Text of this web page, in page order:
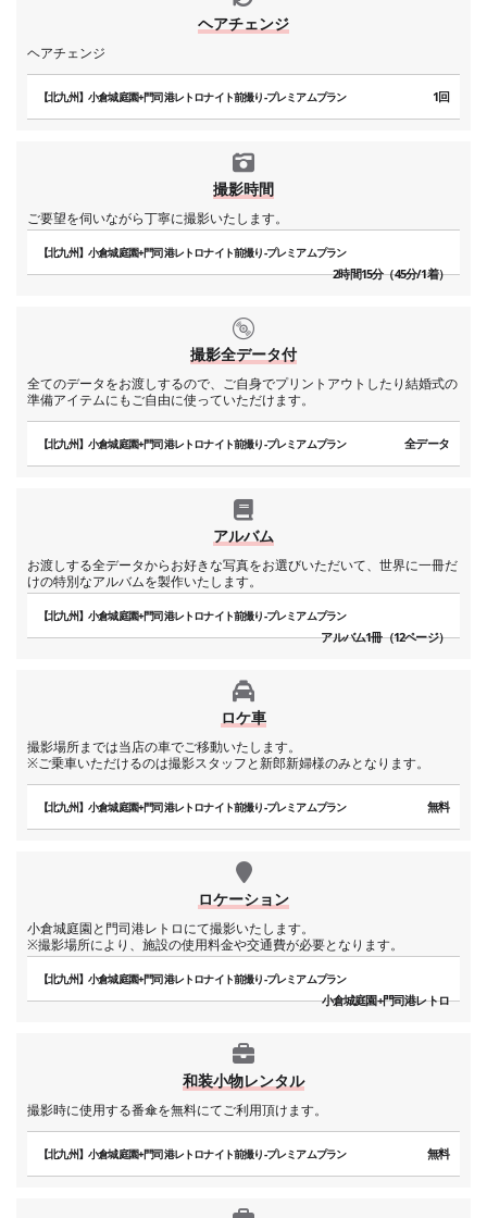
ヘアチェンジ
ヘアチェンジ
【北九州】小倉城庭園+門司港レトロナイト前撮り-プレミアムプラン 1回
撮影時間
ご要望を伺いながら丁寧に撮影いたします。
【北九州】小倉城庭園+門司港レトロナイト前撮り-プレミアムプラン
2時間15分（45分/1着）
撮影全データ付
全てのデータをお渡しするので、ご自身でプリントアウトしたり結婚式の
準備アイテムにもご自由に使っていただけます。
【北九州】小倉城庭園+門司港レトロナイト前撮り-プレミアムプラン 全データ
アルバム
お渡しする全データからお好きな写真をお選びいただいて、世界に一冊だ
けの特別なアルバムを製作いたします。
【北九州】小倉城庭園+門司港レトロナイト前撮り-プレミアムプラン
アルバム1冊（12ページ）
ロケ車
撮影場所までは当店の車でご移動いたします。
※ご乗車いただけるのは撮影スタッフと新郎新婦様のみとなります。
【北九州】小倉城庭園+門司港レトロナイト前撮り-プレミアムプラン 無料
ロケーション
小倉城庭園と門司港レトロにて撮影いたします。
※撮影場所により、施設の使用料金や交通費が必要となります。
【北九州】小倉城庭園+門司港レトロナイト前撮り-プレミアムプラン
小倉城庭園+門司港レトロ
和装小物レンタル
撮影時に使用する番傘を無料にてご利用頂けます。
【北九州】小倉城庭園+門司港レトロナイト前撮り-プレミアムプラン 無料